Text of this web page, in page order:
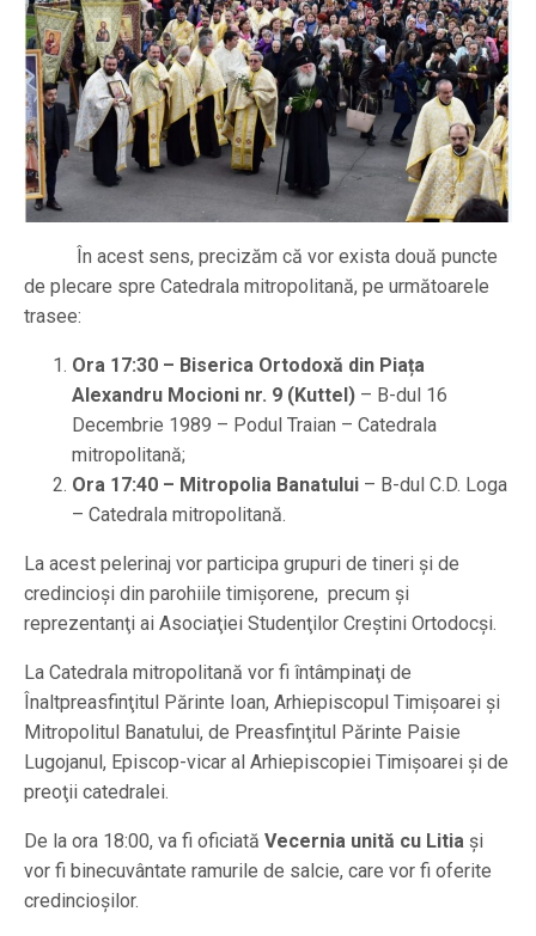
În acest sens, precizăm că vor exista două puncte
de plecare spre Catedrala mitropolitană, pe următoarele
trasee:
Ora 17:30 – Biserica Ortodoxă din Piața
Alexandru Mocioni nr. 9 (Kuttel) – B-dul 16
Decembrie 1989 – Podul Traian – Catedrala
mitropolitană;
Ora 17:40 – Mitropolia Banatului – B-dul C.D. Loga
– Catedrala mitropolitană.
La acest pelerinaj vor participa grupuri de tineri şi de
credincioşi din parohiile timişorene, precum şi
reprezentanţi ai Asociaţiei Studenţilor Creştini Ortodocşi.
La Catedrala mitropolitană vor fi întâmpinaţi de
Înaltpreasfinţitul Părinte Ioan, Arhiepiscopul Timișoarei și
Mitropolitul Banatului, de Preasfinţitul Părinte Paisie
Lugojanul, Episcop-vicar al Arhiepiscopiei Timişoarei şi de
preoţii catedralei.
De la ora 18:00, va fi oficiată Vecernia unită cu Litia și
vor fi binecuvântate ramurile de salcie, care vor fi oferite
credincioșilor.